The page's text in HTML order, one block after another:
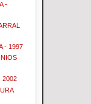
-
- 1997
2002